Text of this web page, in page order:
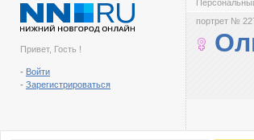
Привет, Гость !
- Войти
- Зарегистрироваться
портрет №